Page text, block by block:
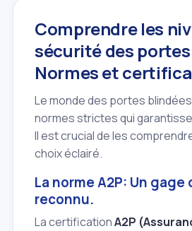
Comprendre les
sécurité des
Normes et
Le monde des portes
normes strictes qui
Il est crucial de les
choix éclairé.
La norme A2P: Un
reconnu.
La certificationA2P